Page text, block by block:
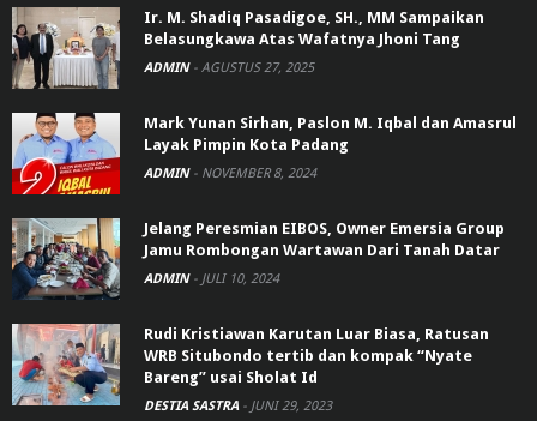
Ir. M. Shadiq Pasadigoe, SH., MM Sampaikan
Belasungkawa Atas Wafatnya Jhoni Tang
ADMIN - AGUSTUS 27, 2025
Mark Yunan Sirhan, Paslon M. Iqbal dan Amasrul
Layak Pimpin Kota Padang
ADMIN - NOVEMBER 8, 2024
Jelang Peresmian EIBOS, Owner Emersia Group
Jamu Rombongan Wartawan Dari Tanah Datar
ADMIN - JULI 10, 2024
Rudi Kristiawan Karutan Luar Biasa, Ratusan
WRB Situbondo tertib dan kompak “Nyate
Bareng” usai Sholat Id
DESTIA SASTRA - JUNI 29, 2023